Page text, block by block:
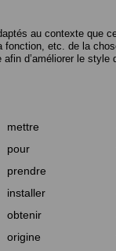
au contexte que
etc. de la
d’améliorer le style
mettre
pour
prendre
installer
obtenir
origine